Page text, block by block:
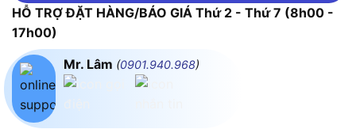
HỖ TRỢ ĐẶT HÀNG/BÁO GIÁ Thứ 2 - Thứ 7 (8h00 -
17h00)
Mr. Lâm (0901.940.968)